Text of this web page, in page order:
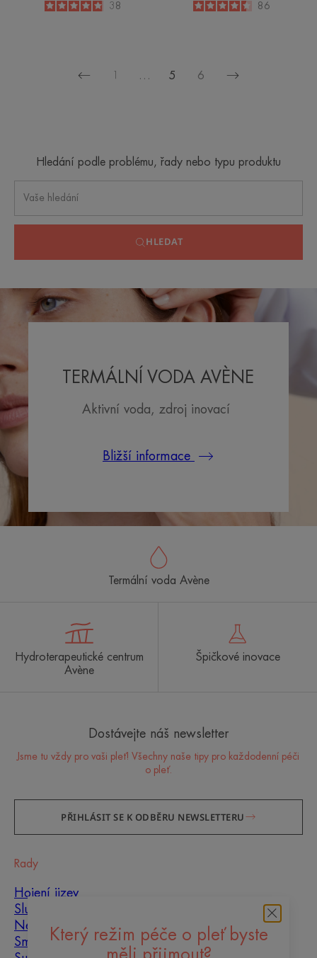
4.9
/
5
38 4.5
/
5
86
Předchozí
… 5 6
Další
Hledání podle problému, řady nebo typu produktu
HLEDAT
TERMÁLNÍ VODA AVÈNE
Aktivní voda, zdroj inovací
Bližší informace
Který režim péče o pleť byste
měli přijmout?
Termální voda Avène
Hydroterapeutické centrum
Avène
Špičkové inovace
Dostávejte náš newsletter
Jsme tu vždy pro vaši pleť! Všechny naše tipy pro každodenní péči
o pleť.
PŘIHLÁSIT SE K ODBĚRU NEWSLETTERU
Rady
Hojení jizev
Slunce
Nedokonalosti pleti
Smíšená pleť